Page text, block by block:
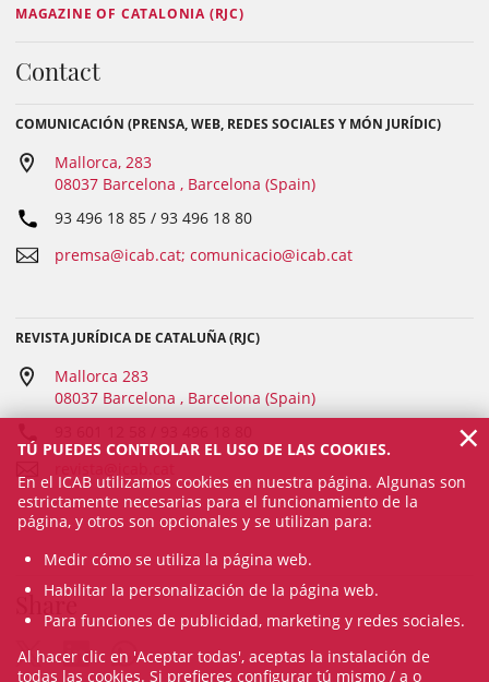
MAGAZINE OF CATALONIA (RJC)
Contact
COMUNICACIÓN (PRENSA, WEB, REDES SOCIALES Y MÓN JURÍDIC)
Mallorca, 283
08037 Barcelona , Barcelona (Spain)
93 496 18 85 / 93 496 18 80
premsa@icab.cat; comunicacio@icab.cat
REVISTA JURÍDICA DE CATALUÑA (RJC)
Mallorca 283
08037 Barcelona , Barcelona (Spain)
Share
TÚ PUEDES CONTROLAR EL USO DE LAS COOKIES.
En el ICAB utilizamos cookies en nuestra página. Algunas son
estrictamente necesarias para el funcionamiento de la
página, y otros son opcionales y se utilizan para:
Medir cómo se utiliza la página web.
Habilitar la personalización de la página web.
Para funciones de publicidad, marketing y redes sociales.
Al hacer clic en 'Aceptar todas', aceptas la instalación de
todas las cookies. Si prefieres configurar tú mismo / a o
×